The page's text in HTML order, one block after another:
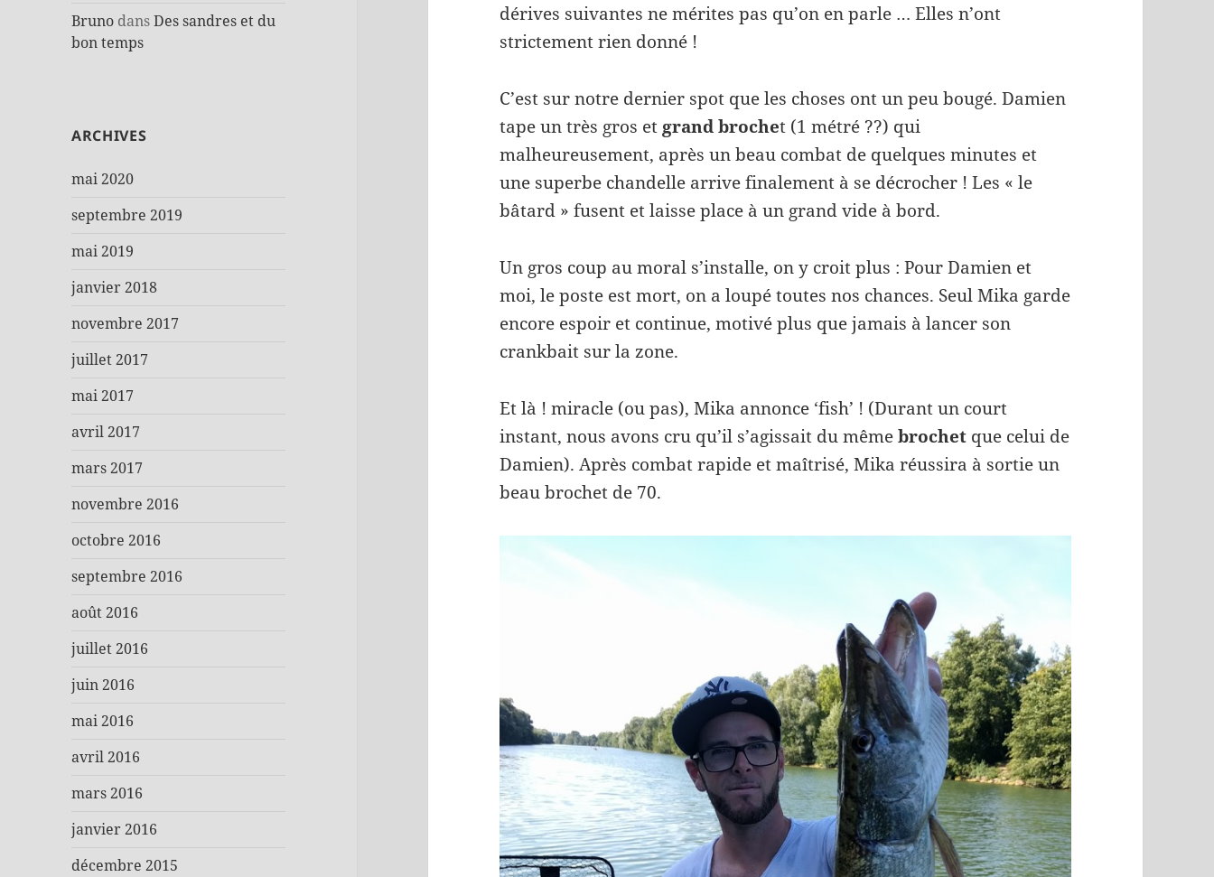
Bruno dansDes sandres et du
bon temps
ARCHIVES
mai 2020
septembre 2019
mai 2019
janvier 2018
novembre 2017
juillet 2017
mai 2017
avril 2017
mars 2017
novembre 2016
octobre 2016
septembre 2016
août 2016
juillet 2016
juin 2016
mai 2016
avril 2016
mars 2016
janvier 2016
décembre 2015
dérives suivantes ne mérites pas qu’on en parle … Elles n’ont
strictement rien donné !
C’est sur notre dernier spot que les choses ont un peu bougé. Damien
tape un très gros et grand brochet (1 métré ??) qui
malheureusement, après un beau combat de quelques minutes et
une superbe chandelle arrive finalement à se décrocher ! Les « le
bâtard » fusent et laisse place à un grand vide à bord.
Un gros coup au moral s’installe, on y croit plus : Pour Damien et
moi, le poste est mort, on a loupé toutes nos chances. Seul Mika garde
encore espoir et continue, motivé plus que jamais à lancer son
crankbait sur la zone.
Et là ! miracle (ou pas), Mika annonce ‘fish’ ! (Durant un court
instant, nous avons cru qu’il s’agissait du mêmebrochet que celui de
Damien). Après combat rapide et maîtrisé, Mika réussira à sortie un
beau brochet de 70.